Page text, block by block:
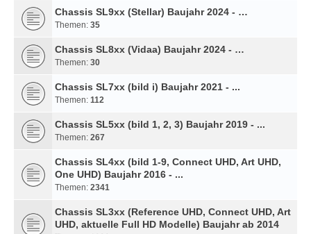
Chassis SL9xx (Stellar) Baujahr 2024 - …
Themen: 35
Chassis SL8xx (Vidaa) Baujahr 2024 - …
Themen: 30
Chassis SL7xx (bild i) Baujahr 2021 - ...
Themen: 112
Chassis SL5xx (bild 1, 2, 3) Baujahr 2019 - ...
Themen: 267
Chassis SL4xx (bild 1-9, Connect UHD, Art UHD,
One UHD) Baujahr 2016 - ...
Themen: 2341
Chassis SL3xx (Reference UHD, Connect UHD, Art
UHD, aktuelle Full HD Modelle) Baujahr ab 2014